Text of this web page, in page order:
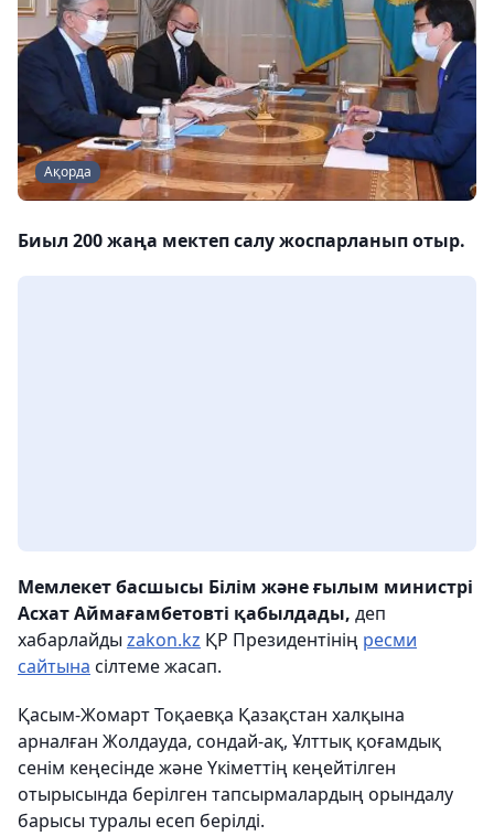
Ақорда
Биыл 200 жаңа мектеп салу жоспарланып отыр.
Мемлекет басшысы Білім және ғылым министрі
Асхат Аймағамбетовті қабылдады, деп
хабарлайды zakon.kz ҚР Президентінің ресми
сайтына сілтеме жасап.
Қасым-Жомарт Тоқаевқа Қазақстан халқына
арналған Жолдауда, сондай-ақ, Ұлттық қоғамдық
сенім кеңесінде және Үкіметтің кеңейтілген
отырысында берілген тапсырмалардың орындалу
барысы туралы есеп берілді.